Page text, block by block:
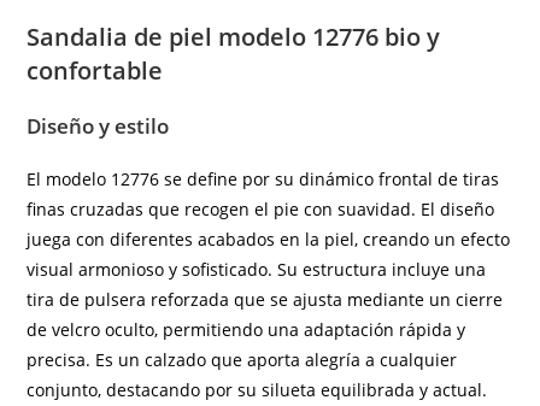
Sandalia de piel modelo 12776 bio y
confortable
Diseño y estilo
El modelo 12776 se define por su dinámico frontal de tiras
finas cruzadas que recogen el pie con suavidad. El diseño
juega con diferentes acabados en la piel, creando un efecto
visual armonioso y sofisticado. Su estructura incluye una
tira de pulsera reforzada que se ajusta mediante un cierre
de velcro oculto, permitiendo una adaptación rápida y
precisa. Es un calzado que aporta alegría a cualquier
conjunto, destacando por su silueta equilibrada y actual.